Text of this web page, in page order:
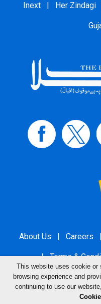
Inext Her Zindagi
About Us Careers
| Terms &
This website uses cookie or
browsing experience and
continuing to use our